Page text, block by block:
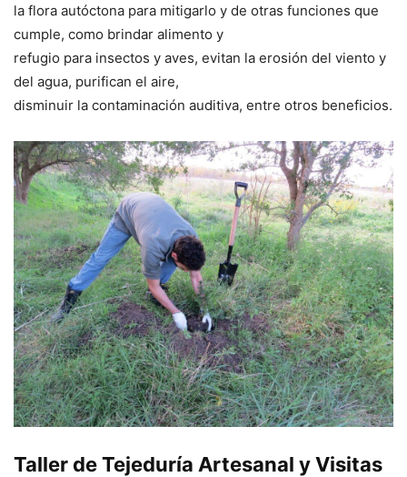
la flora autóctona para mitigarlo y de otras funciones que
cumple, como brindar alimento y
refugio para insectos y aves, evitan la erosión del viento y
del agua, purifican el aire,
disminuir la contaminación auditiva, entre otros beneficios.
Taller de Tejeduría Artesanal y Visitas